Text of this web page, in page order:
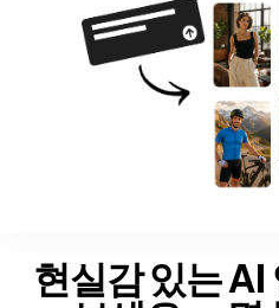
현실감 있는 AI